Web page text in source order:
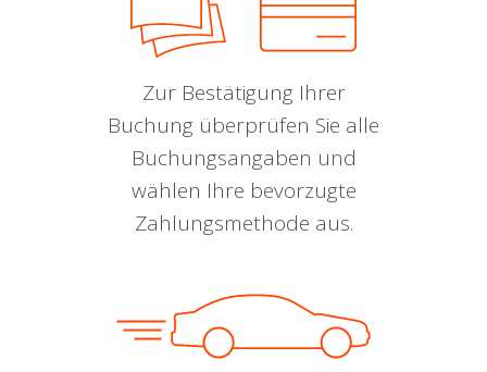
Zur Bestätigung Ihrer
Buchung überprüfen Sie alle
Buchungsangaben und
wählen Ihre bevorzugte
Zahlungsmethode aus.